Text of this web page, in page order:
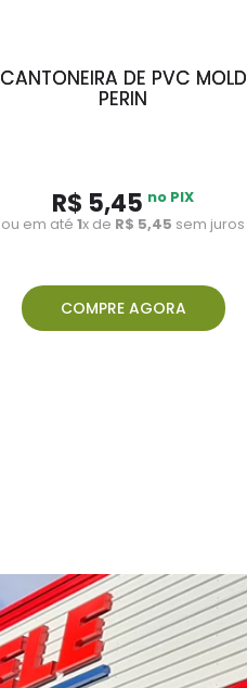
CANTONEIRA DE PVC MOLD
PERIN
R$ 5,45 no PIX
ou em até 1x de R$ 5,45 sem juros
COMPRE AGORA